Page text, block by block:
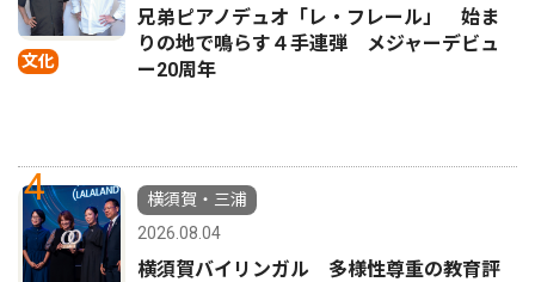
文化
兄弟ピアノデュオ「レ・フレール」 始ま
りの地で鳴らす４手連弾 メジャーデビュ
ー20周年
4
横須賀・三浦
2026.08.04
横須賀バイリンガル 多様性尊重の教育評